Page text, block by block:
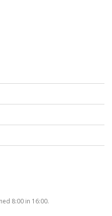
8:00 in 16:00.